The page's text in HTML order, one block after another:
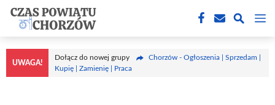
Przejdź
treści
UWAGA!
Dołącz do nowej grupy
Chorzów - Ogłoszenia | Sprzedam |
Kupię | Zamienię | Praca